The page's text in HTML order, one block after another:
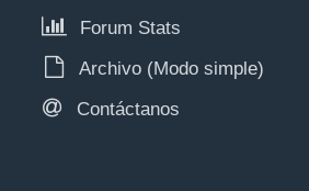
Forum Stats
Archivo (Modo simple)
Contáctanos